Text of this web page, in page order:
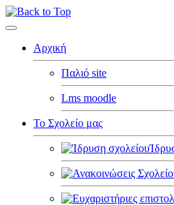
Αρχική
Παλιό site
Lms moodle
Το Σχολείο μας